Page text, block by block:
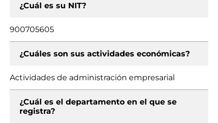
¿Cuál es su NIT?
900705605
¿Cuáles son sus actividades económicas?
Actividades de administración empresarial
¿Cuál es el departamento en el que se
registra?